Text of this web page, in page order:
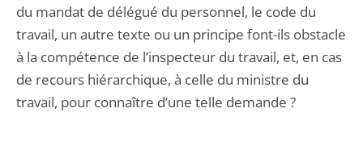
du mandat de délégué du personnel, le code du
travail, un autre texte ou un principe font-ils obstacle
à la compétence de l’inspecteur du travail, et, en cas
de recours hiérarchique, à celle du ministre du
travail, pour connaître d’une telle demande ?